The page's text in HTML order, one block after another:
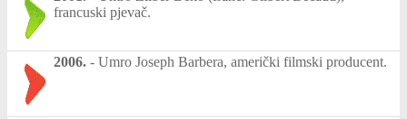
francuski pjevač.
2006. - Umro Joseph Barbera, američki filmski producent.